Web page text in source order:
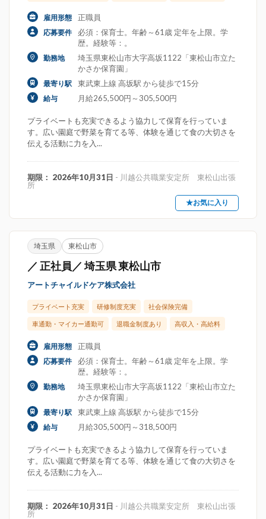
雇用形態 正職員
応募要件
必須：保育士。年齢～61歳 定年を上限。学
歴。経験等：。
勤務地
埼玉県東松山市大字高坂1122「東松山市立た
かさか保育園」
最寄り駅 東武東上線 高坂駅 から徒歩で15分
給与 月給265,500円～305,500円
プライベートも充実できるよう協力して保育を行っていま
す。広い園庭で野菜を育てる等、体験を通じて食の大切さを
伝える活動に力を入...
期限： 2026年10月31日 - 川越公共職業安定所 東松山出張
所
★お気に入り
埼玉県 東松山市
／ 正社員／ 埼玉県 東松山市
アートチャイルドケア株式会社
プライベート充実 研修制度充実 社会保険完備
車通勤・マイカー通勤可 退職金制度あり 高収入・高給料
雇用形態 正職員
応募要件
必須：保育士。年齢～61歳 定年を上限。学
歴。経験等：。
勤務地
埼玉県東松山市大字高坂1122「東松山市立た
かさか保育園」
最寄り駅 東武東上線 高坂駅 から徒歩で15分
給与 月給305,500円～318,500円
プライベートも充実できるよう協力して保育を行っていま
す。広い園庭で野菜を育てる等、体験を通じて食の大切さを
伝える活動に力を入...
期限： 2026年10月31日 - 川越公共職業安定所 東松山出張
所